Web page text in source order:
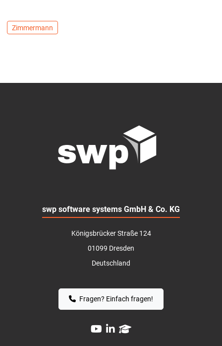
Zimmermann
swp software systems GmbH & Co. KG
Königsbrücker Straße 124
01099 Dresden
Deutschland
Fragen? Einfach fragen!